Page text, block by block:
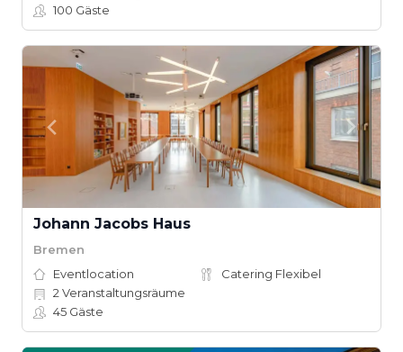
100 Gäste
Johann Jacobs Haus
Bremen
Eventlocation
Catering Flexibel
2 Veranstaltungsräume
45 Gäste